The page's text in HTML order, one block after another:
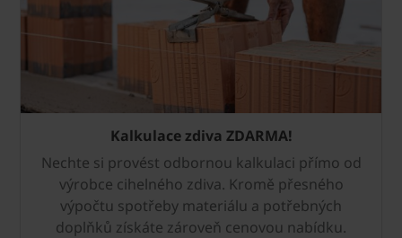
Kalkulace zdiva ZDARMA!
Nechte si provést odbornou kalkulaci přímo od
výrobce cihelného zdiva. Kromě přesného
výpočtu spotřeby materiálu a potřebných
doplňků získáte zároveň cenovou nabídku.